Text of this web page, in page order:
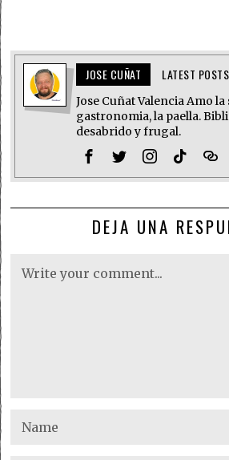
JOSE CUÑAT LATEST POSTS
Jose Cuñat Valencia Amo
gastronomia, la paella.
desabrido y frugal.
DEJA UNA